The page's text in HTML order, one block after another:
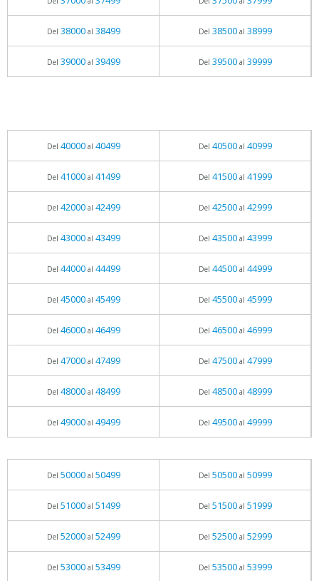
Del 38000al 38499 Del 38500al 38999
Del 39000al 39499 Del 39500al 39999
Del 40000al 40499 Del 40500al 40999
Del 41000al 41499 Del 41500al 41999
Del 42000al 42499 Del 42500al 42999
Del 43000al 43499 Del 43500al 43999
Del 44000al 44499 Del 44500al 44999
Del 45000al 45499 Del 45500al 45999
Del 46000al 46499 Del 46500al 46999
Del 47000al 47499 Del 47500al 47999
Del 48000al 48499 Del 48500al 48999
Del 49000al 49499 Del 49500al 49999
Del 50000al 50499 Del 50500al 50999
Del 51000al 51499 Del 51500al 51999
Del 52000al 52499 Del 52500al 52999
Del 53000al 53499 Del 53500al 53999